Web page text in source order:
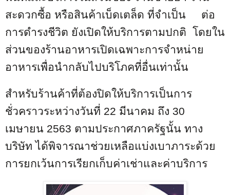
สะดวกซื้อ หรือสินค้าเบ็ดเตล็ด ที่จำเป็น ต่อ
การดำรงชีวิต ยังเปิดให้บริการตามปกติ โดยใน
ส่วนของร้านอาหารเปิดเฉพาะการจำหน่าย
อาหารเพื่อนำกลับไปบริโภคที่อื่นเท่านั้น
สำหรับร้านค้าที่ต้องปิดให้บริการเป็นการ
ชั่วคราวระหว่างวันที่ 22 มีนาคม ถึง 30
เมษายน 2563 ตามประกาศภาครัฐนั้น ทาง
บริษัท ได้พิจารณาช่วยเหลือแบ่งเบาภาระด้วย
การยกเว้นการเรียกเก็บค่าเช่าและค่าบริการ